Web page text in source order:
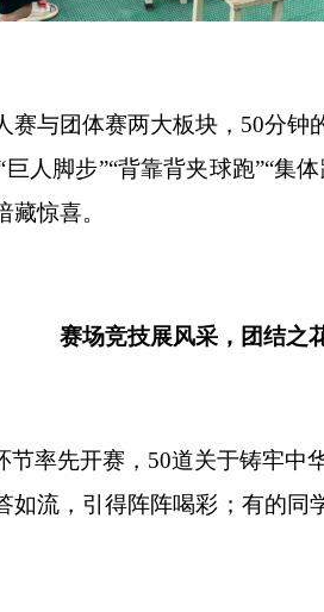
与团体赛两大板块， 50分钟
巨人脚步”“背靠背夹球跑”“集
惊喜。
赛场竞技展风采，团结之
节率先开赛， 50道关于铸牢中
流，引得阵阵喝彩；有的